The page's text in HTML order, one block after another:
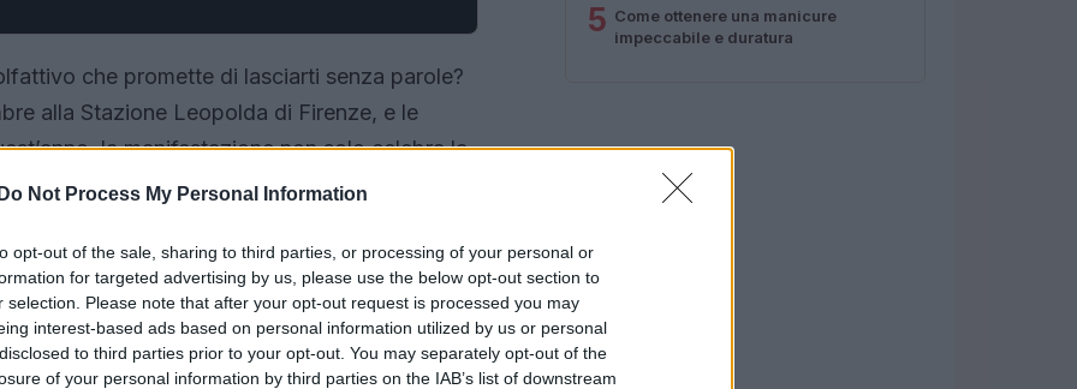
Do Not Process My Personal Information
opt-out of the sale, sharing to third parties, or processing of your personal or
for targeted advertising by us, please use the below opt-out section to
selection. Please note that after your opt-out request is processed you may
interest-based ads based on personal information utilized by us or personal
to third parties prior to your opt-out. You may separately opt-out of the
of your personal information by third parties on the IAB’s list of downstream
che promette di lasciarti senza parole?
alla Stazione Leopolda di Firenze, e le
la manifestazione non solo celebra la
una nuovissima sezione dedicata alla
ci aspettano!
5 Come ottenere una manicure
impeccabile e duratura